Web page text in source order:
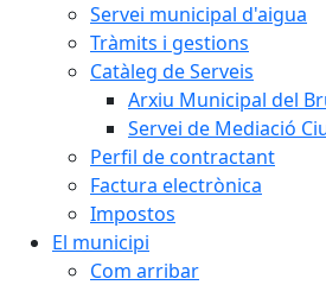
Servei municipal d'aigua
Tràmits i gestions
Catàleg de Serveis
Arxiu Municipal del
Servei de Mediació
Perfil de contractant
Factura electrònica
Impostos
El municipi
Com arribar